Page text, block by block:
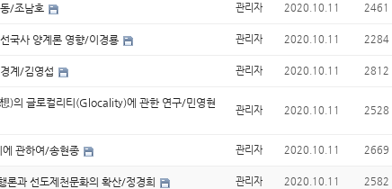
/조남호 관리자 2020.10.11 2461
국사 양계론 영향/이경룡 관리자 2020.10.11 2284
계/김영섭 관리자 2020.10.11 2812
)의 글로컬리티(Glocality)에 관한 연구/민영현
관리자 2020.10.11 2528
에 관하여/송현종 관리자 2020.10.11 2669
론과 선도제천문화의 확산/정경희 관리자 2020.10.11 2582